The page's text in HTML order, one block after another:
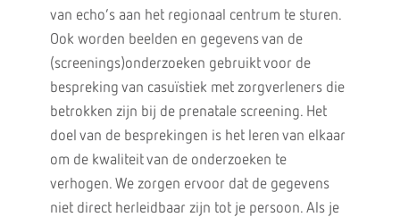
van echo’s aan het regionaal centrum te sturen.
Ook worden beelden en gegevens van de
(screenings)onderzoeken gebruikt voor de
bespreking van casuïstiek met zorgverleners die
betrokken zijn bij de prenatale screening. Het
doel van de besprekingen is het leren van elkaar
om de kwaliteit van de onderzoeken te
verhogen. We zorgen ervoor dat de gegevens
niet direct herleidbaar zijn tot je persoon. Als je